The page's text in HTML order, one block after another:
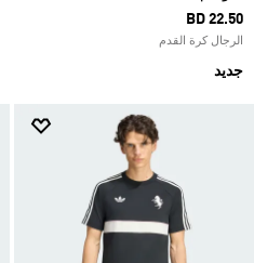
BD 22.50
الرجال كرة القدم
جديد